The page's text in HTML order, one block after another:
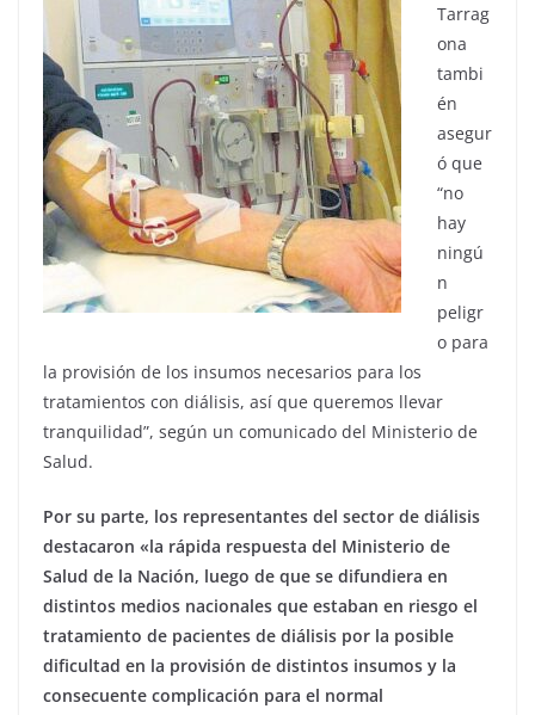
Tarrag
ona
tambi
én
asegur
ó que
“no
hay
ningú
n
peligr
o para
la provisión de los insumos necesarios para los
tratamientos con diálisis, así que queremos llevar
tranquilidad”, según un comunicado del Ministerio de
Salud.
Por su parte, los representantes del sector de diálisis
destacaron «la rápida respuesta del Ministerio de
Salud de la Nación, luego de que se difundiera en
distintos medios nacionales que estaban en riesgo el
tratamiento de pacientes de diálisis por la posible
dificultad en la provisión de distintos insumos y la
consecuente complicación para el normal